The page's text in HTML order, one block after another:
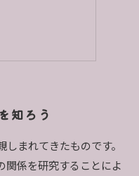
知ろう
まれてきたものです。
関係を研究することによ